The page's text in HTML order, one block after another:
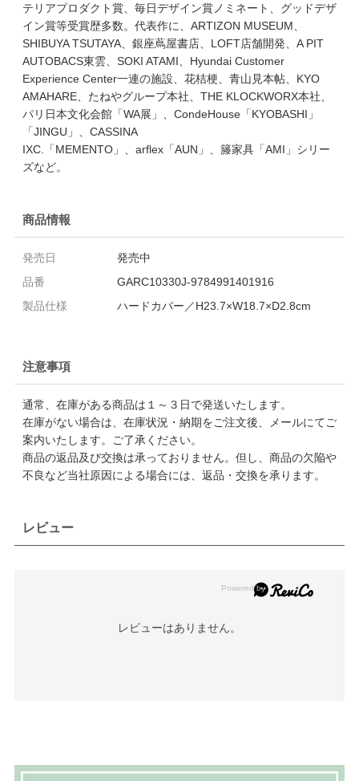
テリアプロダクト賞、毎日デザイン賞ノミネート、グッドデザ
イン賞等受賞歴多数。代表作に、ARTIZON MUSEUM、
SHIBUYA TSUTAYA、銀座蔦屋書店、LOFT店舗開発、A PIT
AUTOBACS東雲、SOKI ATAMI、Hyundai Customer
Experience Center一連の施設、花桔梗、青山見本帖、KYO
AMAHARE、たねやグループ本社、THE KLOCKWORX本社、
パリ日本文化会館「WA展」、CondeHouse「KYOBASHI」
「JINGU」、CASSINA
IXC.「MEMENTO」、arflex「AUN」、籐家具「AMI」シリー
ズなど。
商品情報
発売日
発売中
品番
GARC10330J-9784991401916
製品仕様
ハードカバー／H23.7×W18.7×D2.8cm
注意事項
通常、在庫がある商品は１～３日で発送いたします。
在庫がない場合は、在庫状況・納期をご注文後、メールにてご
案内いたします。ご了承ください。
商品の返品及び交換は承っておりません。但し、商品の欠陥や
不良など当社原因による場合には、返品・交換を承ります。
レビュー
レビューはありません。